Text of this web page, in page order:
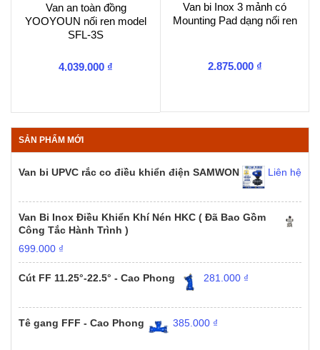
Van an toàn đồng
YOOYOUN nối ren model
SFL-3S
4.039.000 ₫
Van bi Inox 3 mảnh có
Mounting Pad dạng nối ren
2.875.000 ₫
SẢN PHẨM MỚI
Van bi UPVC rắc co điều khiển điện SAMWON Liên hệ
Van Bi Inox Điều Khiển Khí Nén HKC ( Đã Bao Gồm
Công Tắc Hành Trình )
699.000 ₫
Cút FF 11.25°-22.5° - Cao Phong 281.000 ₫
Tê gang FFF - Cao Phong 385.000 ₫